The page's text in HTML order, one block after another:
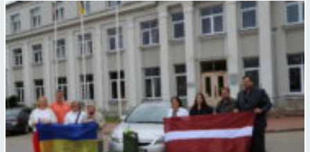
No Valmieras uz Ukrainu ceļā dodas vēl viena humānās palīdzības
automašīna